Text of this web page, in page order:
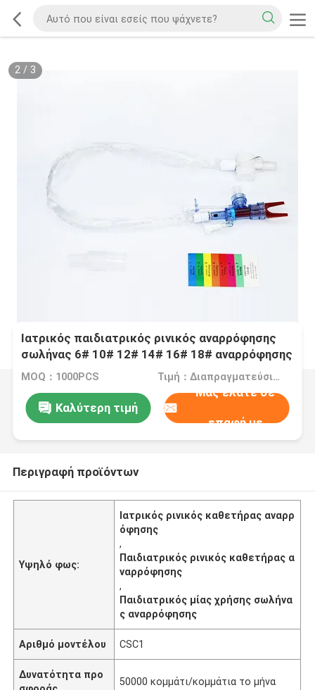
2/ 3
Ιατρικός παιδιατρικός ρινικός αναρρόφησης
σωλήνας 6# 10# 12# 14# 16# 18# αναρρόφησης
καθετήρων μίας χρήσης
MOQ：1000PCS Τιμή：Διαπραγματεύσιμα
Καλύτερη τιμή
Μας ελάτε σε
επαφή με
Περιγραφή προϊόντων
Υψηλό φως:
Ιατρικός ρινικός καθετήρας αναρρ
όφησης
,
Παιδιατρικός ρινικός καθετήρας α
ναρρόφησης
,
Παιδιατρικός μίας χρήσης σωλήνα
ς αναρρόφησης
Αριθμό μοντέλου CSC1
Δυνατότητα προ
50000 κομμάτι/κομμάτια το μήνα